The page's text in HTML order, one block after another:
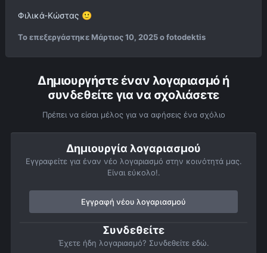
Φιλικά-Κώστας 🙂
Το επεξεργάστηκε Μάρτιος 10, 2025ο fotodektis
Δημιουργήστε έναν λογαριασμό ή
συνδεθείτε για να σχολιάσετε
Πρέπει να είσαι μέλος για να αφήσεις ένα σχόλιο
Δημιουργία λογαριασμού
Εγγραφείτε για έναν νέο λογαριασμό στην κοινότητά μας.
Είναι εύκολο!.
Εγγραφή νέου λογαριασμού
Συνδεθείτε
Έχετε ήδη λογαριασμό? Συνδεθείτε εδώ.